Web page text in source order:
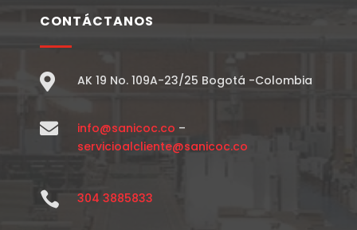
CONTÁCTANOS
 AK 19 No. 109A-23/25 Bogotá -Colombia
 info@sanicoc.co –
servicioalcliente@sanicoc.co
 304 3885833